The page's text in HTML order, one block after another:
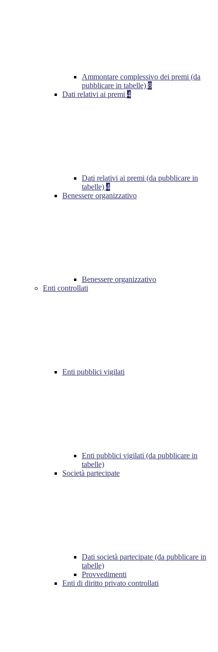
Ammontare complessivo dei premi (da
pubblicare in tabelle) 8
Dati relativi ai premi 4
Dati relativi ai premi (da pubblicare in
tabelle) 4
Benessere organizzativo
Benessere organizzativo
Enti controllati
Enti pubblici vigilati
Enti pubblici vigilati (da pubblicare in
tabelle)
Società partecipate
Dati società partecipate (da pubblicare in
tabelle)
Provvedimenti
Enti di diritto privato controllati